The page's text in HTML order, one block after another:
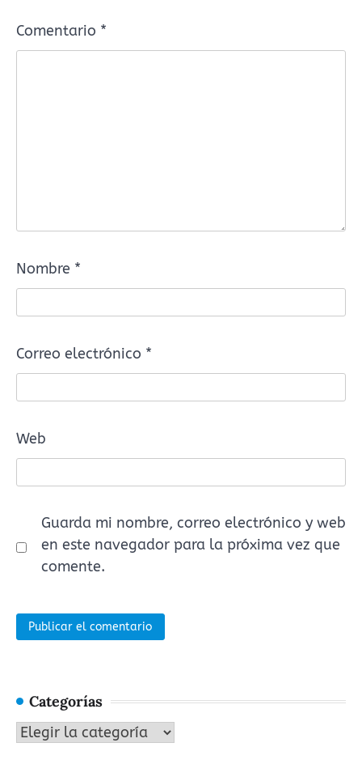
Comentario *
Nombre *
Correo electrónico *
Web
Guarda mi nombre, correo electrónico y web
en este navegador para la próxima vez que
comente.
Categorías
Categorías